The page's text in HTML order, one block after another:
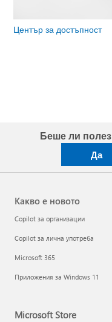
Център за достъпност
Беше ли
Да
Какво е новото
Copilot за организации
Copilot за лична употреба
Microsoft 365
Приложения за Windows 11
Microsoft Store